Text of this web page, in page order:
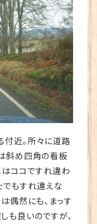
近。所々に道路
斜め四角の看板
はココですれ違わ
でもすれ違えな
偶然にも、まっす
も良いのですが、